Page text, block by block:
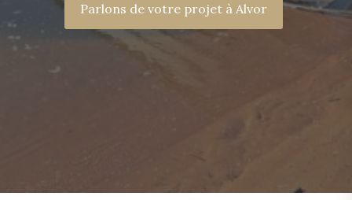
Parlons de votre projet à Alvor